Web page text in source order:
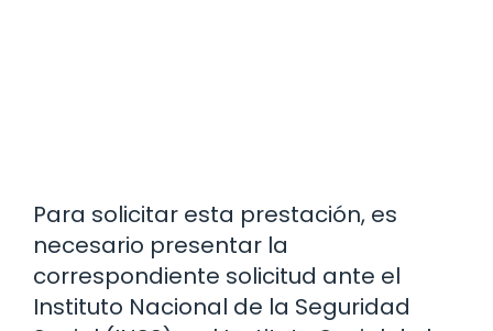
Para solicitar esta prestación, es
necesario presentar la
correspondiente solicitud ante el
Instituto Nacional de la Seguridad